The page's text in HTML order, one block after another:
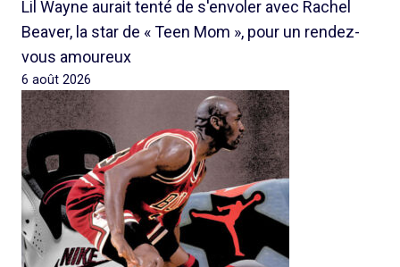
Lil Wayne aurait tenté de s'envoler avec Rachel
Beaver, la star de « Teen Mom », pour un rendez-
vous amoureux
6 août 2026